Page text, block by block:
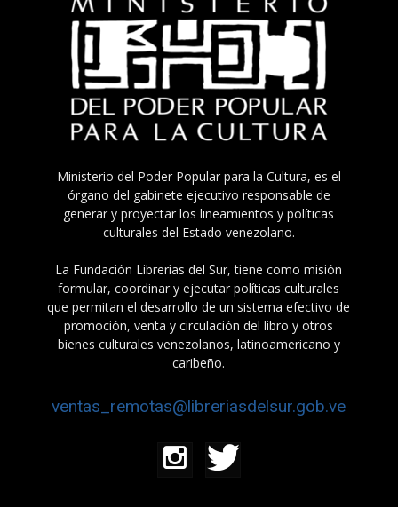
Ministerio del Poder Popular para la Cultura, es el
órgano del gabinete ejecutivo responsable de
generar y proyectar los lineamientos y políticas
culturales del Estado venezolano.
La Fundación Librerías del Sur, tiene como misión
formular, coordinar y ejecutar políticas culturales
que permitan el desarrollo de un sistema efectivo de
promoción, venta y circulación del libro y otros
bienes culturales venezolanos, latinoamericano y
caribeño.
ventas_remotas@libreriasdelsur.gob.ve